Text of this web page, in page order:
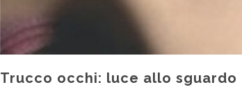
Trucco occhi: luce allo sguardo